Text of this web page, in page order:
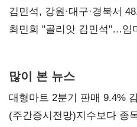
(2보)
김민석, 강원·대구·경북서
최민희 "골리앗 김민석"…임
많이 본 뉴스
대형마트 2분기 판매 9.4%
(주간증시전망)지수보다 종